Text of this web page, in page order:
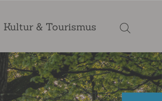
Kultur & Tourismus